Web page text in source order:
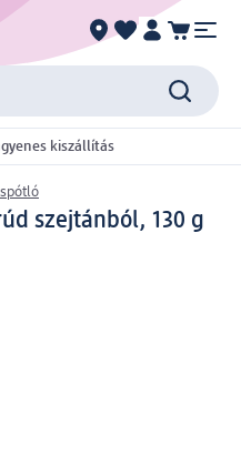
kiszállítás
szejtánból, 130 g